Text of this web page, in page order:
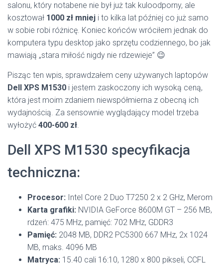
salonu, który notabene nie był już tak kuloodporny, ale
kosztował 1000 zł mniej i to kilka lat później co już samo
w sobie robi różnicę. Koniec końców wróciłem jednak do
komputera typu desktop jako sprzętu codziennego, bo jak
mawiają „stara miłość nigdy nie rdzewieje” 😉
Pisząc ten wpis, sprawdzałem ceny używanych laptopów
Dell XPS M1530 i jestem zaskoczony ich wysoką ceną,
która jest moim zdaniem niewspółmierna z obecną ich
wydajnością. Za sensownie wyglądający model trzeba
wyłożyć 400-600 zł.
Dell XPS M1530 specyfikacja
techniczna:
Procesor: Intel Core 2 Duo T7250 2 x 2 GHz, Merom
Karta grafiki: NVIDIA GeForce 8600M GT – 256 MB,
rdzeń: 475 MHz, pamięć: 702 MHz, GDDR3
Pamięć: 2048 MB, DDR2 PC5300 667 MHz, 2x 1024
MB, maks. 4096 MB
Matryca: 15.40 cali 16:10, 1280 x 800 pikseli, CCFL